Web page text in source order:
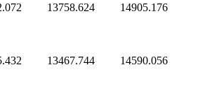
13758.624 14905.176
13467.744 14590.056